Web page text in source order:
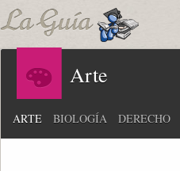
Arte
ARTE BIOLOGÍA DERECHO